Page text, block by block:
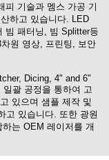
피 기술과 멤스 가공 기
하고 있습니다. LED
빔 패터닝, 빔 Splitter등
원 영상, 프린팅, 보안
Dicing, 4" and 6"
괄 공정을 통하여 고
있으며 샘플 제작 및
고 있습니다. 또한 광원
는 OEM 레이저를 개